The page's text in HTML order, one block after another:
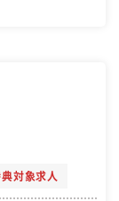
対象求人